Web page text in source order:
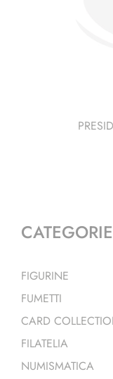
CATEGORIE
FIGURINE
FUMETTI
CARD
FILATELIA
NUMISMATICA